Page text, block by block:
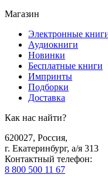
Магазин
Электронные
Аудиокниги
Новинки
Бесплатные книги
Импринты
Подборки
Доставка
Как нас найти?
620027, Россия,
г. Екатеринбург, а/я 313
Контактный телефон:
8 800 500 11 67